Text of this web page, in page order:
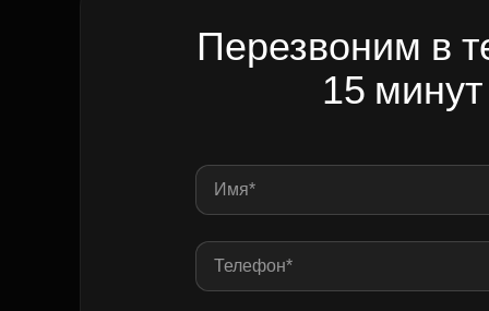
Перезвоним в
15 минут